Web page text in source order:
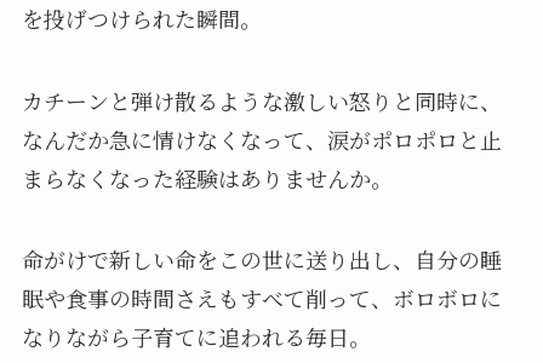
を投げつけられた瞬間。
カチーンと弾け散るような激しい怒りと同時に、
なんだか急に情けなくなって、涙がポロポロと止
まらなくなった経験はありませんか。
命がけで新しい命をこの世に送り出し、自分の睡
眠や食事の時間さえもすべて削って、ボロボロに
なりながら子育てに追われる毎日。